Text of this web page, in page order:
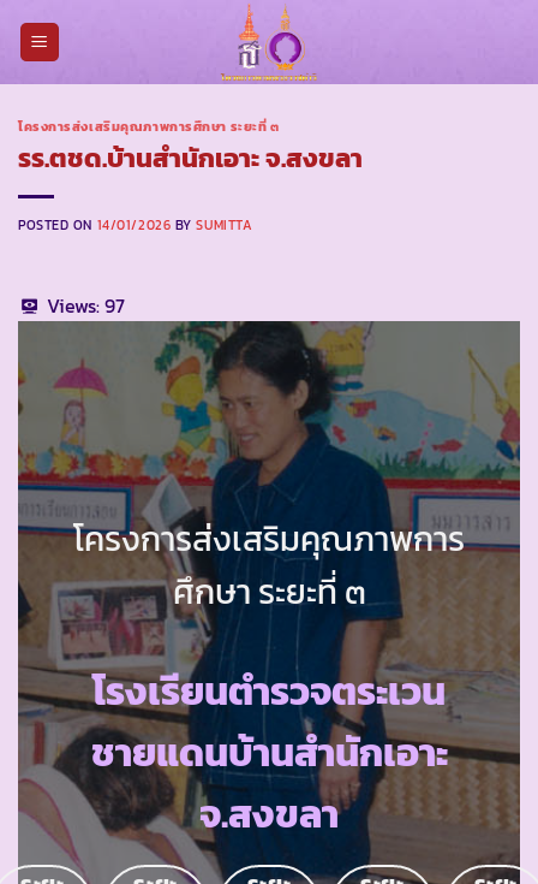
โครงการส่งเสริมคุณภาพการศึกษา ระยะที่ ๓
รร.ตชด.บ้านสำนักเอาะ จ.สงขลา
POSTED ON 14/01/2026 BYSUMITTA
Views:97
โครงการส่งเสริมคุณภาพการ
ศึกษา ระยะที่ ๓
โรงเรียนตำรวจตระเวน
ชายแดนบ้านสำนักเอาะ
จ.สงขลา